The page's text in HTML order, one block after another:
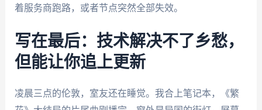
着服务商跑路，或者节点突然全部失效。
写在最后：技术解决不了乡愁，
但能让你追上更新
凌晨三点的伦敦，室友还在睡觉。我合上笔记本，《繁